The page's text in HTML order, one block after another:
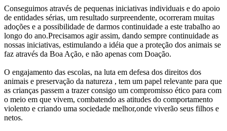
Conseguimos através de pequenas iniciativas individuais e do apoio
de entidades sérias, um resultado surpreendente, ocorreram muitas
adoções e a possibilidade de darmos continuidade a este trabalho ao
longo do ano.Precisamos agir assim, dando sempre continuidade as
nossas iniciativas, estimulando a idéia que a proteção dos animais se
faz através da Boa Ação, e não apenas com Doação.
O engajamento das escolas, na luta em defesa dos direitos dos
animais e preservação da natureza , tem um papel relevante para que
as crianças passem a trazer consigo um compromisso ético para com
o meio em que vivem, combatendo as atitudes do comportamento
violento e criando uma sociedade melhor,onde viverão seus filhos e
netos.